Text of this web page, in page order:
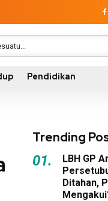
Pendidikan
Trending
01.
LBH GP
Ditahan,